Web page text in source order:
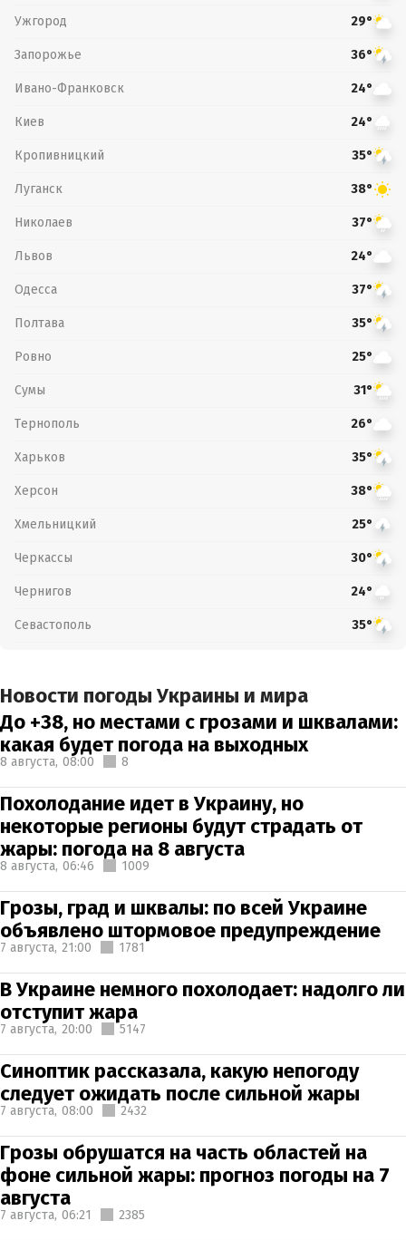
Ужгород 29°
Запорожье 36°
Ивано-Франковск 24°
Киев 24°
Кропивницкий 35°
Луганск 38°
Николаев 37°
Львов 24°
Одесса 37°
Полтава 35°
Ровно 25°
Сумы 31°
Тернополь 26°
Харьков 35°
Херсон 38°
Хмельницкий 25°
Черкассы 30°
Чернигов 24°
Севастополь 35°
Новости погоды Украины и мира
До +38, но местами с грозами и шквалами:
какая будет погода на выходных
8 августа, 08:00 8
Похолодание идет в Украину, но
некоторые регионы будут страдать от
жары: погода на 8 августа
8 августа, 06:46 1009
Грозы, град и шквалы: по всей Украине
объявлено штормовое предупреждение
7 августа, 21:00 1781
В Украине немного похолодает: надолго ли
отступит жара
7 августа, 20:00 5147
Синоптик рассказала, какую непогоду
следует ожидать после сильной жары
7 августа, 08:00 2432
Грозы обрушатся на часть областей на
фоне сильной жары: прогноз погоды на 7
августа
7 августа, 06:21 2385